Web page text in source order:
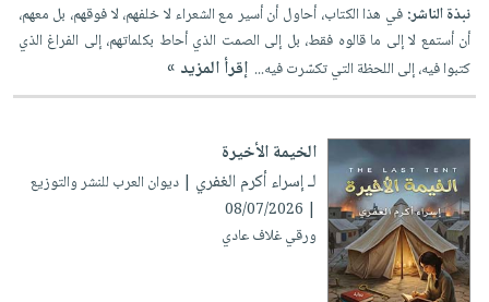
نبذة الناشر: في هذا الكتاب، أحاول أن أسير مع الشعراء لا خلفهم، لا فوقهم، بل معهم،
أن أستمع لا إلى ما قالوه فقط، بل إلى الصمت الذي أحاط بكلماتهم، إلى الفراغ الذي
كتبوا فيه، إلى اللحظة التي تكسّرت فيه... إقرأ المزيد »
الخيمة الأخيرة
لـ إسراء أكرم الغفري | ديوان العرب للنشر والتوزيع
| 08/07/2026
ورقي غلاف عادي